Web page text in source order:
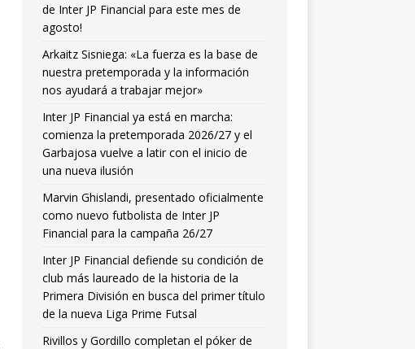
de Inter JP Financial para este mes de
agosto!
Arkaitz Sisniega: «La fuerza es la base de
nuestra pretemporada y la información
nos ayudará a trabajar mejor»
Inter JP Financial ya está en marcha:
comienza la pretemporada 2026/27 y el
Garbajosa vuelve a latir con el inicio de
una nueva ilusión
Marvin Ghislandi, presentado oficialmente
como nuevo futbolista de Inter JP
Financial para la campaña 26/27
Inter JP Financial defiende su condición de
club más laureado de la historia de la
Primera División en busca del primer título
de la nueva Liga Prime Futsal
Rivillos y Gordillo completan el póker de